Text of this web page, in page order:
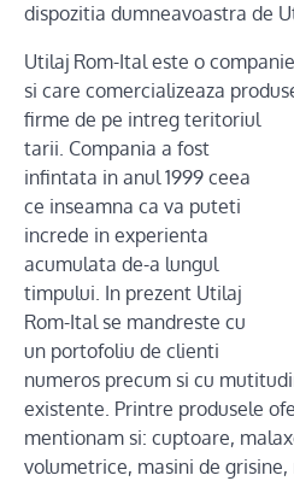
dispozitia dumneavoastra de
Utilaj Rom-Ital este o
si care comercializeaza
firme de pe intreg teritoriul
tarii. Compania a fost
infintata in anul 1999 ceea
ce inseamna ca va puteti
increde in experienta
acumulata de-a lungul
timpului. In prezent Utilaj
Rom-Ital se mandreste cu
un portofoliu de clienti
numeros precum si cu
existente. Printre produsele
mentionam si: cuptoare,
volumetrice, masini de